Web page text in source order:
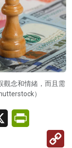
觀念和情緒，而且需
）
X